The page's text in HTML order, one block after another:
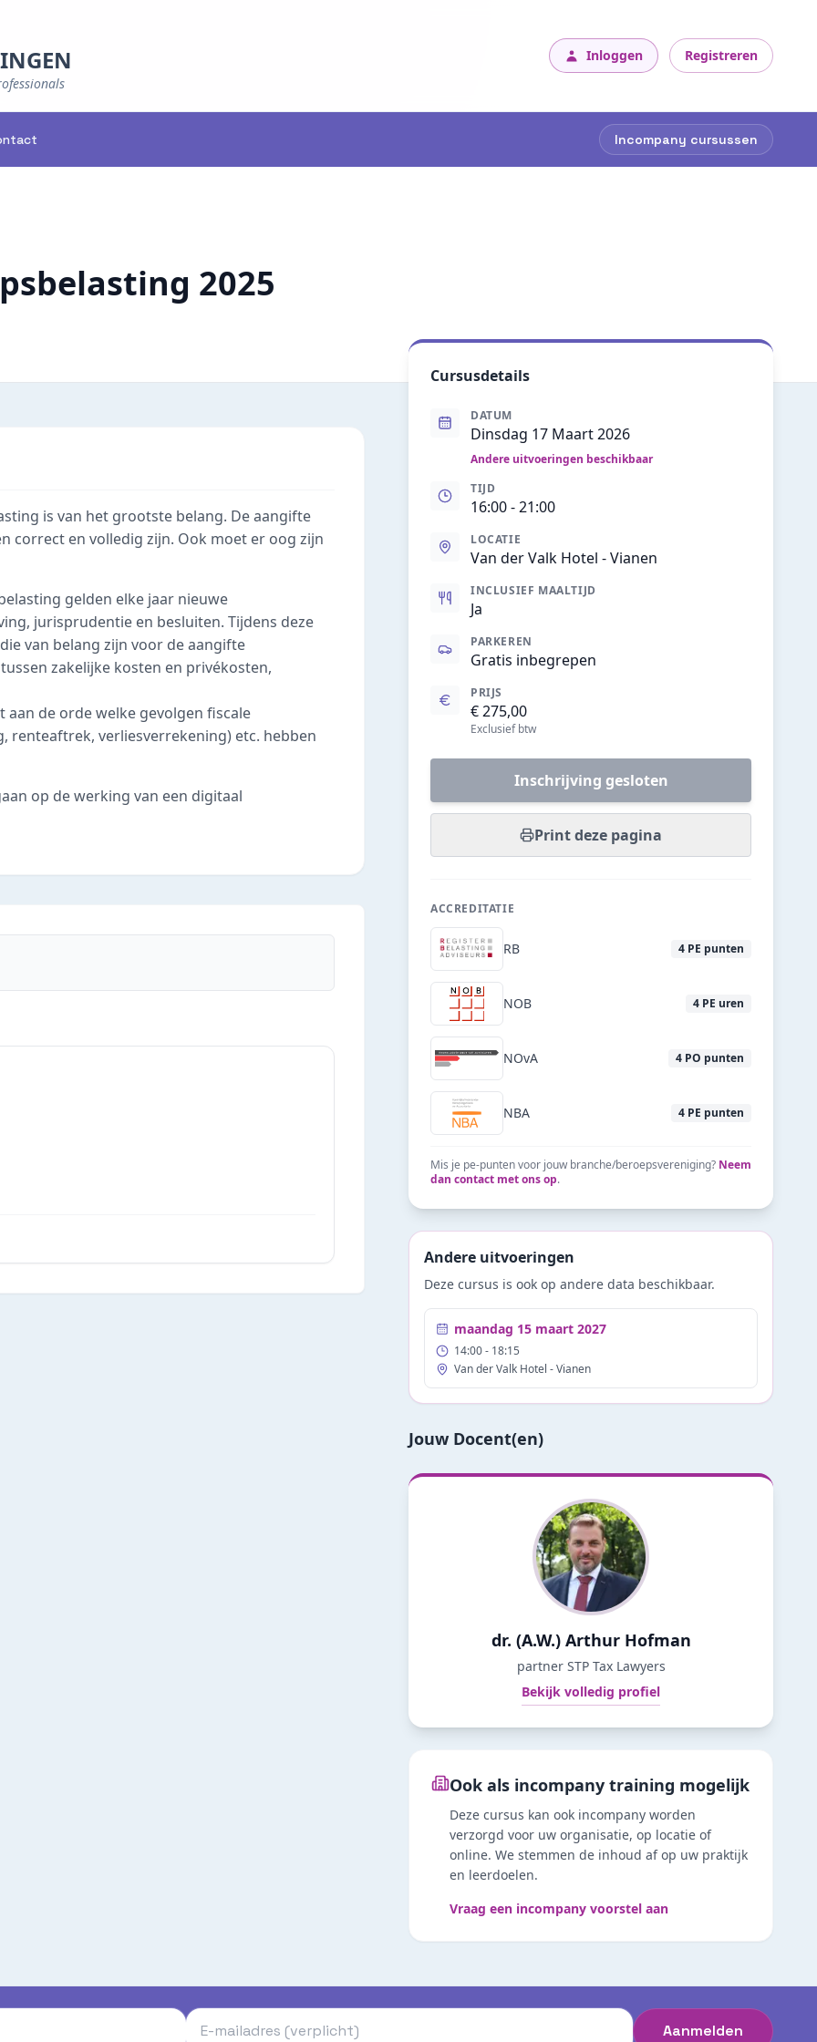
Inloggen Registreren
Incompany cursussen
2025
is van het grootste belang. De aangifte
correct en volledig zijn. Ook moet er oog zijn
gelden elke jaar nieuwe
jurisprudentie en besluiten. Tijdens deze
van belang zijn voor de aangifte
zakelijke kosten en privékosten,
de orde welke gevolgen fiscale
renteaftrek, verliesverrekening) etc. hebben
op de werking van een digitaal
Cursusdetails
DATUM
Dinsdag 17 Maart 2026
Andere uitvoeringen beschikbaar
TIJD
16:00- 21:00
LOCATIE
Van der Valk Hotel - Vianen
INCLUSIEF MAALTIJD
Ja
PARKEREN
Gratis inbegrepen
PRIJS
€ 275,00
Exclusief btw
Inschrijving gesloten
Print deze pagina
ACCREDITATIE
RB 4 PE punten
NOB 4 PE uren
NOvA 4 PO punten
NBA 4 PE punten
Mis je pe-punten voor jouw branche/beroepsvereniging? Neem
dan contact met ons op.
Andere uitvoeringen
Deze cursus is ook op andere data beschikbaar.
maandag 15 maart 2027
14:00- 18:15
Van der Valk Hotel - Vianen
Jouw Docent(en)
dr. (A.W.) Arthur Hofman
partner STP Tax Lawyers
Bekijk volledig profiel
Ook als incompany training mogelijk
Deze cursus kan ook incompany worden
verzorgd voor uw organisatie, op locatie of
online. We stemmen de inhoud af op uw praktijk
en leerdoelen.
Vraag een incompany voorstel aan
Aanmelden